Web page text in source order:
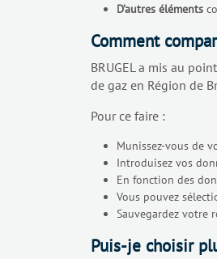
D’autres éléments
Comment
BRUGEL a mis au
de gaz en Région de
Pour ce faire :
Munissez-vous de
Introduisez vos
En fonction des
Vous pouvez
Sauvegardez votre
Puis-je choisir